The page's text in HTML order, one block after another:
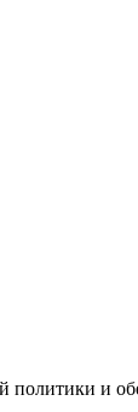
политики и